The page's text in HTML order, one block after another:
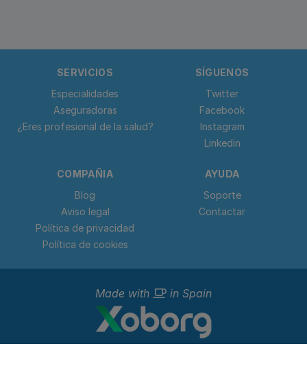
SERVICIOS
Especialidades
Aseguradoras
¿Eres profesional de la salud?
SÍGUENOS
Twitter
Facebook
Instagram
Linkedin
COMPAÑIA
Blog
Aviso legal
Política de privacidad
Política de cookies
AYUDA
Soporte
Contactar
Made with in Spain